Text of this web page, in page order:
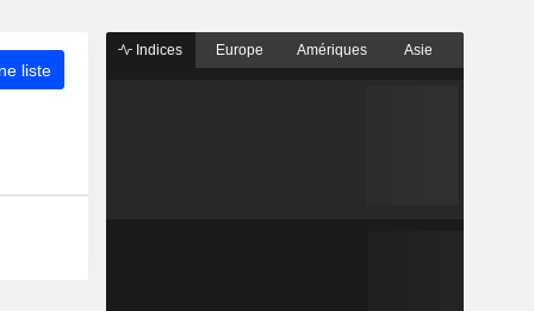
liste
Indices Europe Amériques Asie